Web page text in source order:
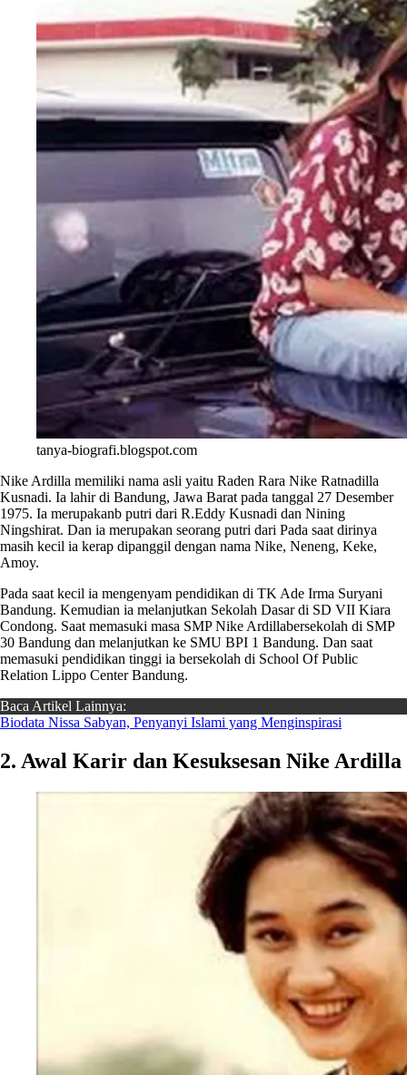
tanya-biografi.blogspot.com
Nike Ardilla memiliki nama asli yaitu Raden Rara Nike Ratnadilla
Kusnadi. Ia lahir di Bandung, Jawa Barat pada tanggal 27 Desember
1975. Ia merupakanb putri dari R.Eddy Kusnadi dan Nining
Ningshirat. Dan ia merupakan seorang putri dari Pada saat dirinya
masih kecil ia kerap dipanggil dengan nama Nike, Neneng, Keke,
Amoy.
Pada saat kecil ia mengenyam pendidikan di TK Ade Irma Suryani
Bandung. Kemudian ia melanjutkan Sekolah Dasar di SD VII Kiara
Condong. Saat memasuki masa SMP Nike Ardillabersekolah di SMP
30 Bandung dan melanjutkan ke SMU BPI 1 Bandung. Dan saat
memasuki pendidikan tinggi ia bersekolah di School Of Public
Relation Lippo Center Bandung.
Baca Artikel Lainnya:
Biodata Nissa Sabyan, Penyanyi Islami yang Menginspirasi
2. Awal Karir dan Kesuksesan Nike Ardilla